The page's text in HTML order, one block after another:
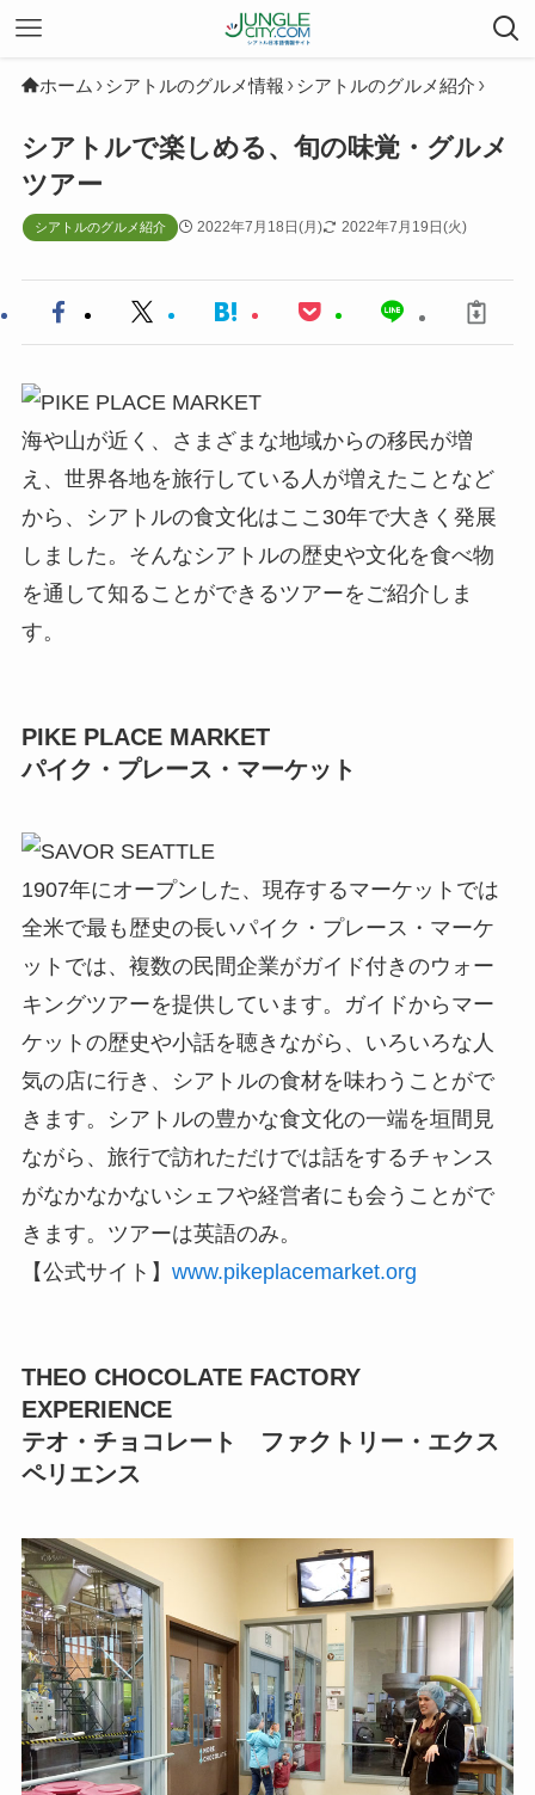
ホーム シアトルのグルメ情報 シアトルのグルメ紹介
シアトルで楽しめる、旬の味覚・グルメ
ツアー
シアトルのグルメ紹介 2022年7月18日(月) 2022年7月19日(火)
海や山が近く、さまざまな地域からの移民が増
え、世界各地を旅行している人が増えたことなど
から、シアトルの食文化はここ30年で大きく発展
しました。そんなシアトルの歴史や文化を食べ物
を通して知ることができるツアーをご紹介しま
す。
PIKE PLACE MARKET
パイク・プレース・マーケット
1907年にオープンした、現存するマーケットでは
全米で最も歴史の長いパイク・プレース・マーケ
ットでは、複数の民間企業がガイド付きのウォー
キングツアーを提供しています。ガイドからマー
ケットの歴史や小話を聴きながら、いろいろな人
気の店に行き、シアトルの食材を味わうことがで
きます。シアトルの豊かな食文化の一端を垣間見
ながら、旅行で訪れただけでは話をするチャンス
がなかなかないシェフや経営者にも会うことがで
きます。ツアーは英語のみ。
【公式サイト】 www.pikeplacemarket.org
THEO CHOCOLATE FACTORY
EXPERIENCE
テオ・チョコレート ファクトリー・エクス
ペリエンス